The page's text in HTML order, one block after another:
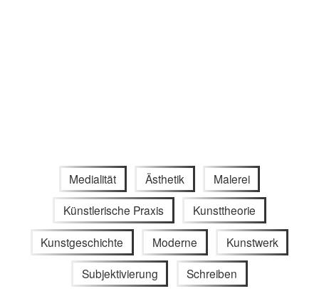
Medialität Ästhetik Malerei
Künstlerische Praxis Kunsttheorie
Kunstgeschichte Moderne Kunstwerk
Subjektivierung Schreiben